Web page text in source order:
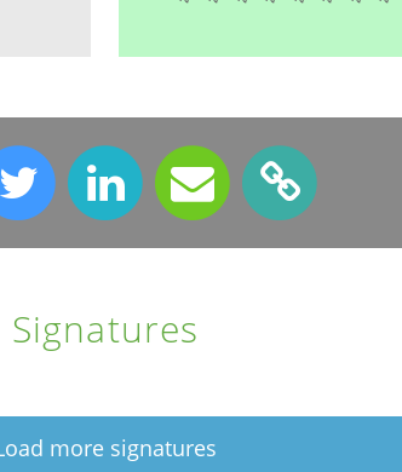
Signatures
more signatures